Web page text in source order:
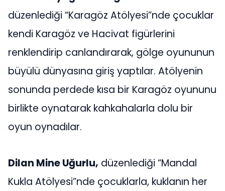
düzenlediği “Karagöz Atölyesi”nde çocuklar
kendi Karagöz ve Hacivat figürlerini
renklendirip canlandırarak, gölge oyununun
büyülü dünyasına giriş yaptılar. Atölyenin
sonunda perdede kısa bir Karagöz oyununu
birlikte oynatarak kahkahalarla dolu bir
oyun oynadılar.
Dilan Mine Uğurlu, düzenlediği “Mandal
Kukla Atölyesi”nde çocuklarla, kuklanın her